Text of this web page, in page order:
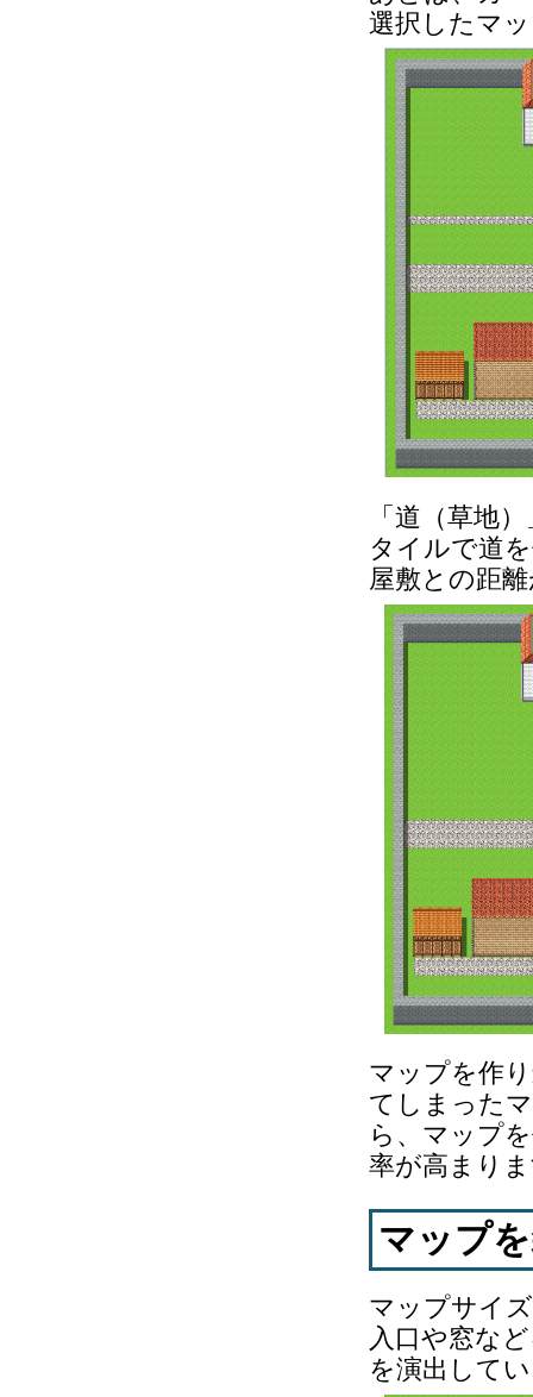
選択したマ
「道（草地
タイルで道
屋敷との距
マップを作
てしまった
ら、マップ
率が高まり
マップ
マップサイ
入口や窓な
を演出して